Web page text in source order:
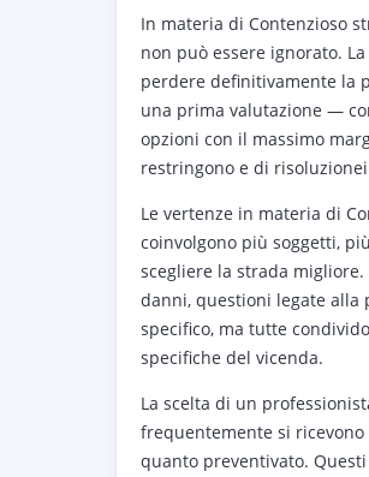
In materia di Contenzioso
non può essere ignorato.
perdere definitivamente la
una prima valutazione —
opzioni con il massimo
restringono e di
Le vertenze in materia di
coinvolgono più soggetti,
scegliere la strada
danni, questioni legate
specifico, ma tutte
specifiche del vicenda.
La scelta di un
frequentemente si
quanto preventivato.